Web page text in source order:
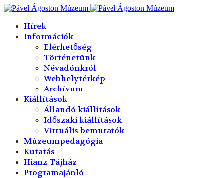
Hírek
Információk
Elérhetőség
Történetünk
Névadónkról
Webhelytérkép
Archívum
Kiállítások
Állandó kiállítások
Időszaki kiállítások
Virtuális bemutatók
Múzeumpedagógia
Kutatás
Hianz Tájház
Programajánló
év
hónap
év
hónap